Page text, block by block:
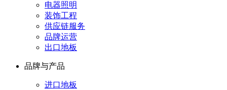
电器照明
装饰工程
供应链服务
品牌运营
出口地板
品牌与产品
进口地板